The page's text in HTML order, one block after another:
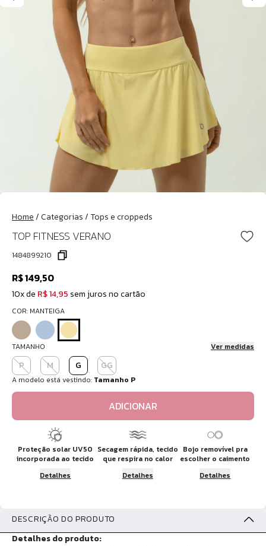
Home/Categorias/Tops e croppeds
TOP FITNESS VERANO
1484899210
R$ 149,50
10x de R$ 14,95 sem juros no cartão
COR: MANTEIGA
TAMANHO Ver medidas
P M G GG
A modelo está vestindo: Tamanho P
ADICIONAR
Proteção solar UV50
incorporada ao tecido
Detalhes
Secagem rápida, tecido
que respira no calor
Detalhes
Bojo removível pra
escolher o caimento
Detalhes
DESCRIÇÃO DO PRODUTO
Detalhes do produto: